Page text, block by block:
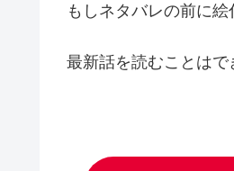
もしネタバレの前に
最新話を読むことはで